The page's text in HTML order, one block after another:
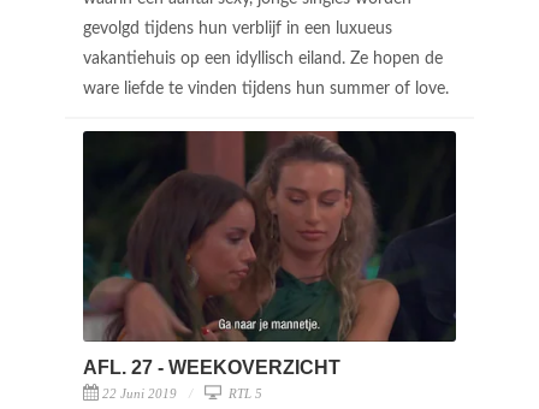
gevolgd tijdens hun verblijf in een luxueus
vakantiehuis op een idyllisch eiland. Ze hopen de
ware liefde te vinden tijdens hun summer of love.
AFL. 27 - WEEKOVERZICHT
22 Juni 2019 RTL 5